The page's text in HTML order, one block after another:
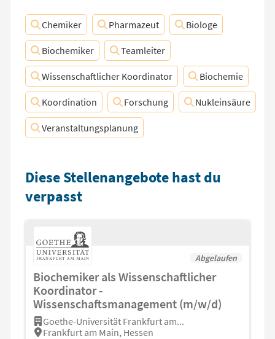
Chemiker Pharmazeut Biologe
Biochemiker Teamleiter
Wissenschaftlicher Koordinator Biochemie
Koordination Forschung Nukleinsäure
Veranstaltungsplanung
Diese Stellenangebote hast du
verpasst
Abgelaufen
Biochemiker als Wissenschaftlicher
Koordinator -
Wissenschaftsmanagement (m/w/d)
Goethe-Universität Frankfurt am...
Frankfurt am Main, Hessen